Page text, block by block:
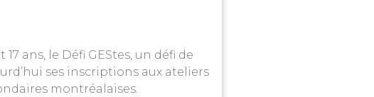
ans, le Défi GEStes, un défi de
ses inscriptions aux ateliers
montréalaises.